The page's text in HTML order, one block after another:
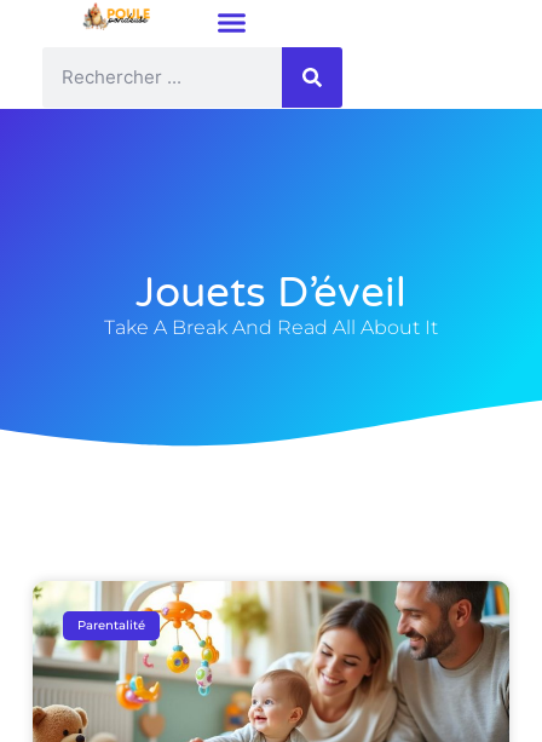
Jouets D’éveil
Take A Break And Read All About It
Parentalité